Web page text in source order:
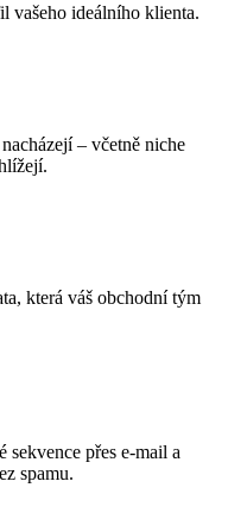
vašeho ideálního klienta.
– včetně niche
která váš obchodní tým
sekvence přes e-mail a
spamu.